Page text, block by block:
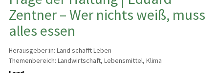
Zentner – Wer nichts weiß, muss
alles essen
Herausgeber:in: Land schafft Leben
Themenbereich: Landwirtschaft, Lebensmittel, Klima